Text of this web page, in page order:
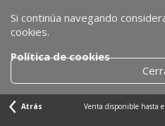
Si continúa navegando
cookies.
Política de cookies
Atrás Venta disponible hasta